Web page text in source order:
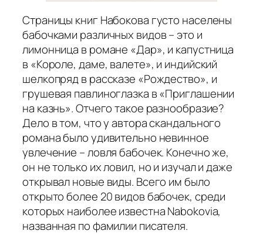
Страницы книг Набокова густо населены
бабочками различных видов – это и
лимонница в романе «Дар», и капустница
в «Короле, даме, валете», и индийский
шелкопряд в рассказе «Рождество», и
грушевая павлиноглазка в «Приглашении
на казнь». Отчего такое разнообразие?
Дело в том, что у автора скандального
романа было удивительно невинное
увлечение – ловля бабочек. Конечно же,
он не только их ловил, но и изучал и даже
открывал новые виды. Всего им было
открыто более 20 видов бабочек, среди
которых наиболее известна Nabokovia,
названная по фамилии писателя.